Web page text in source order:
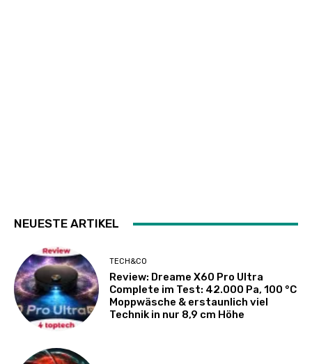
NEUESTE ARTIKEL
TECH&CO
Review: Dreame X60 Pro Ultra
Complete im Test: 42.000 Pa, 100 °C
Moppwäsche & erstaunlich viel
Technik in nur 8,9 cm Höhe